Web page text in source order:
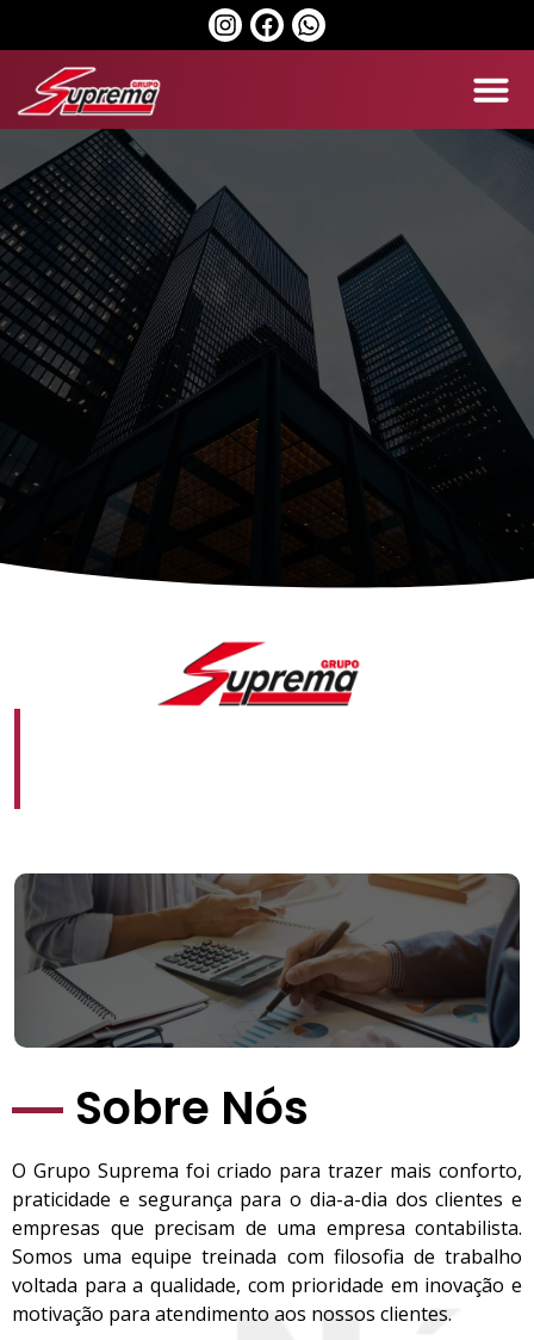
Sobre Nós
O Grupo Suprema foi criado para trazer mais conforto,
praticidade e segurança para o dia-a-dia dos clientes e
empresas que precisam de uma empresa contabilista.
Somos uma equipe treinada com filosofia de trabalho
voltada para a qualidade, com prioridade em inovação e
motivação para atendimento aos nossos clientes.